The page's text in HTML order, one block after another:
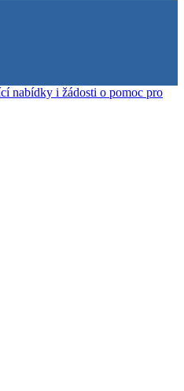
nabídky i žádosti o pomoc pro